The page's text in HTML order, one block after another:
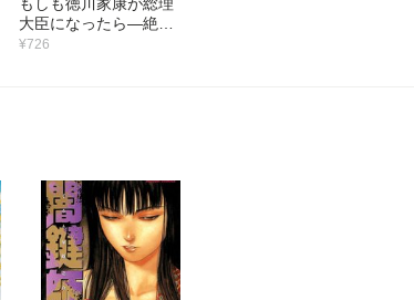
大臣になったら―絶東
のアルゴナウタイ―
¥726